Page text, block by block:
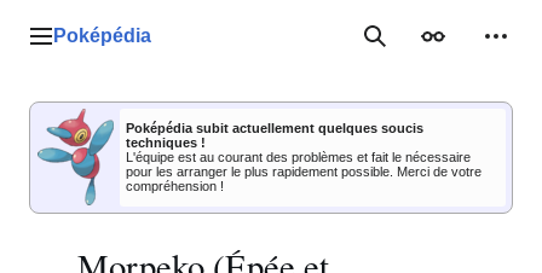
Menu principal
Poképédia RechercherApparence
Poképédia subit actuellement quelques soucis
techniques !
L'équipe est au courant des problèmes et fait le nécessaire
pour les arranger le plus rapidement possible. Merci de votre
compréhension !